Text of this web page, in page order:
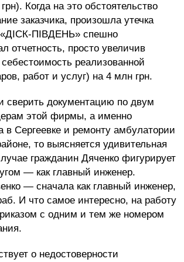
Когда на это обстоятельство
заказчика, произошла утечка
ПІВДЕНЬ» спешно
отчетность, просто увеличив
реализованной
работ и услуг) на 4 млн грн.
сверить документацию по двум
этой фирмы, а именно
в Сергеевке и ремонту амбулатории
то выясняется удивительная
гражданин Дяченко фигурирует
— как главный инженер.
— сначала как главный инженер,
И что самое интересно, на работу
с одним и тем же номером
о недостоверности